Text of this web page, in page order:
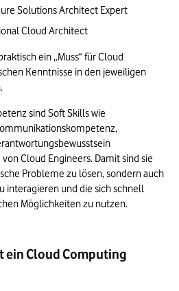
Solutions Architect Expert
Cloud Architect
ein „Muss“ für Cloud
Kenntnisse in den jeweiligen
sind Soft Skills wie
Cloud Engineers. Damit sind sie
Probleme zu lösen, sondern auch
interagieren und die sich schnell
Möglichkeiten zu nutzen.
ein Cloud Computing